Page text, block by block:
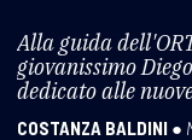
Alla guida
giovanissimo
dedicato alle
COSTANZA BALDINI ●